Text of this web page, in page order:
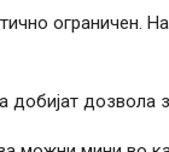
ограничен.
дозвола